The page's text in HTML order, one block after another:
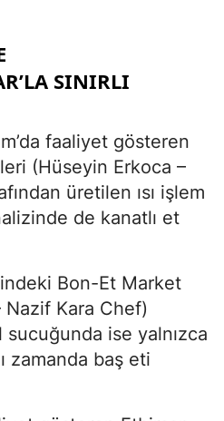
SINIRLI
faaliyet gösteren
(Hüseyin Erkoca –
üretilen ısı işlem
de kanatlı et
Bon-Et Market
Kara Chef)
sucuğunda ise yalnızca
zamanda baş eti